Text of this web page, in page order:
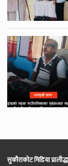
सुकौराकोट मिडिया